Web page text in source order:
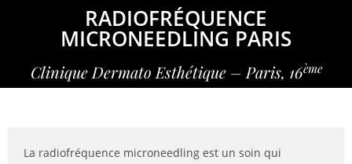
RADIOFRÉQUENCE
MICRONEEDLING PARIS
Clinique Dermato Esthétique – Paris, 16ème
La radiofréquence microneedling est un soin qui